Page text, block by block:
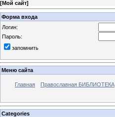
[Мой сайт]
Форма входа
Логин:
Пароль:
запомнить
Меню сайта
Главная Православная БИБЛИОТЕКА
Categories